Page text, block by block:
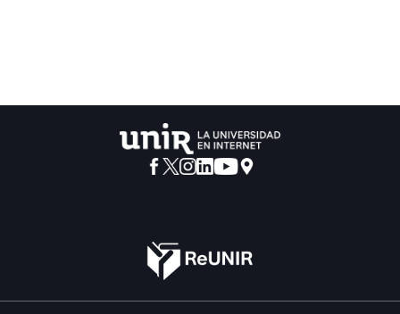
Pearson. Se halló que los clientes externos consideran más
el atractivo emocional e innovación que ofrece la empresa
durante la crisis, como factores que le permiten mantener,